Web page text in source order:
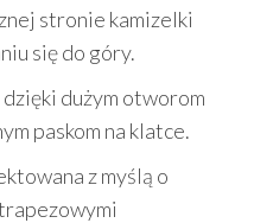
stronie kamizelki
się do góry.
dużym otworom
paskom na klatce.
z myślą o